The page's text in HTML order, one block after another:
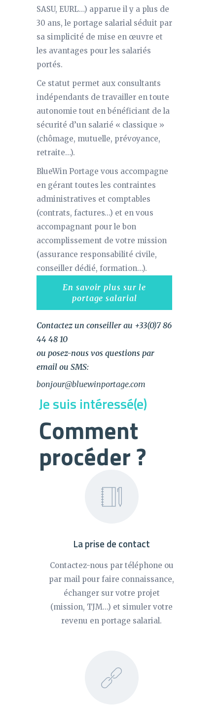
SASU, EURL…) apparue il y a plus de
30 ans, le portage salarial séduit par
sa simplicité de mise en œuvre et
les avantages pour les salariés
portés.
Ce statut permet aux consultants
indépendants de travailler en toute
autonomie tout en bénéficiant de la
sécurité d’un salarié « classique »
(chômage, mutuelle, prévoyance,
retraite…).
BlueWin Portage vous accompagne
en gérant toutes les contraintes
administratives et comptables
(contrats, factures…) et en vous
accompagnant pour le bon
accomplissement de votre mission
(assurance responsabilité civile,
conseiller dédié, formation…).
En savoir plus sur le
portage salarial
Contactez un conseiller au +33(0)7 86
44 48 10
ou posez-nous vos questions par
email ou SMS:
bonjour@bluewinportage.com
Je suis intéressé(e)
Comment
procéder ?
La prise de contact
Contactez-nous par téléphone ou
par mail pour faire connaissance,
échanger sur votre projet
(mission, TJM…) et simuler votre
revenu en portage salarial.